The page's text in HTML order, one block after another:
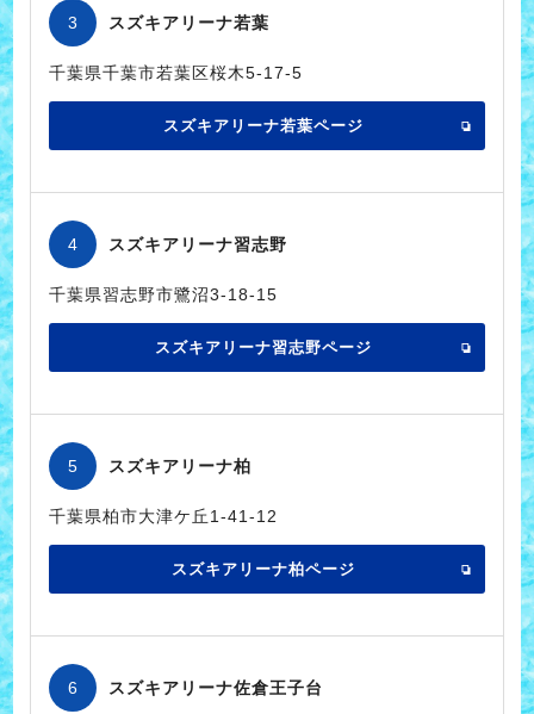
3 スズキアリーナ若葉
千葉県千葉市若葉区桜木5-17-5
スズキアリーナ若葉ページ
4 スズキアリーナ習志野
千葉県習志野市鷺沼3-18-15
スズキアリーナ習志野ページ
5 スズキアリーナ柏
千葉県柏市大津ケ丘1-41-12
スズキアリーナ柏ページ
6 スズキアリーナ佐倉王子台